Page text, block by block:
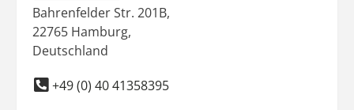
Bahrenfelder Str. 201B,
22765 Hamburg,
Deutschland
+49 (0) 40 41358395